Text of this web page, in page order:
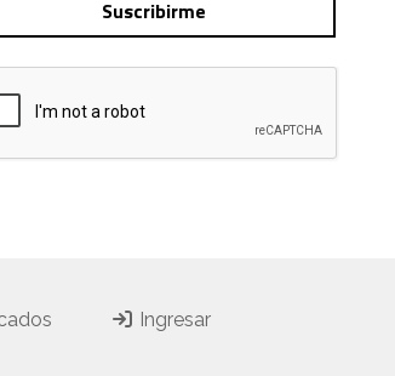
Suscribirme
Ingresar